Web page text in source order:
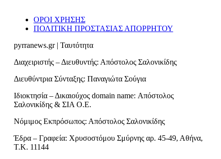
ΟΡΟΙ ΧΡΗΣΗΣ
ΠΟΛΙΤΙΚΗ ΠΡΟΣΤΑΣΙΑΣ ΑΠΟΡΡΗΤΟΥ
pyrranews.gr | Ταυτότητα
Διαχειριστής – Διευθυντής: Απόστολος Σαλονικίδης
Διευθύντρια Σύνταξης: Παναγιώτα Σούγια
Ιδιοκτησία – Δικαιούχος domain name: Απόστολος
Σαλονικίδης & ΣΙΑ Ο.Ε.
Νόμιμος Εκπρόσωπος: Απόστολος Σαλονικίδης
Έδρα – Γραφεία: Χρυσοστόμου Σμύρνης αρ. 45-49, Αθήνα,
Τ.Κ. 11144